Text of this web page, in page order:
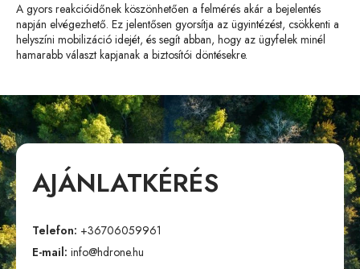
A gyors reakcióidőnek köszönhetően a felmérés akár a bejelentés
napján elvégezhető. Ez jelentősen gyorsítja az ügyintézést, csökkenti a
helyszíni mobilizáció idejét, és segít abban, hogy az ügyfelek minél
hamarabb választ kapjanak a biztosítói döntésekre.
AJÁNLATKÉRÉS
Telefon: +36706059961
E-mail: info@hdrone.hu